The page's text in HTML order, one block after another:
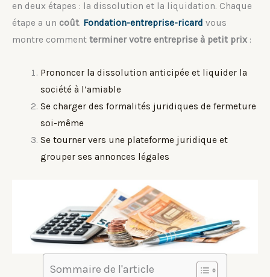
en deux étapes : la dissolution et la liquidation. Chaque
étape a un coût. Fondation-entreprise-ricard vous
montre comment terminer votre entreprise à petit prix :
Prononcer la dissolution anticipée et liquider la
société à l’amiable
Se charger des formalités juridiques de fermeture
soi-même
Se tourner vers une plateforme juridique et
grouper ses annonces légales
Sommaire de l'article